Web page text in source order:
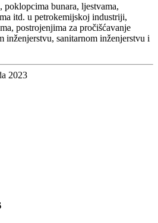
poklopcima bunara, ljestvama,
itd. u petrokemijskoj industriji,
postrojenjima za pročišćavanje
inženjerstvu, sanitarnom inženjerstvu i
2023